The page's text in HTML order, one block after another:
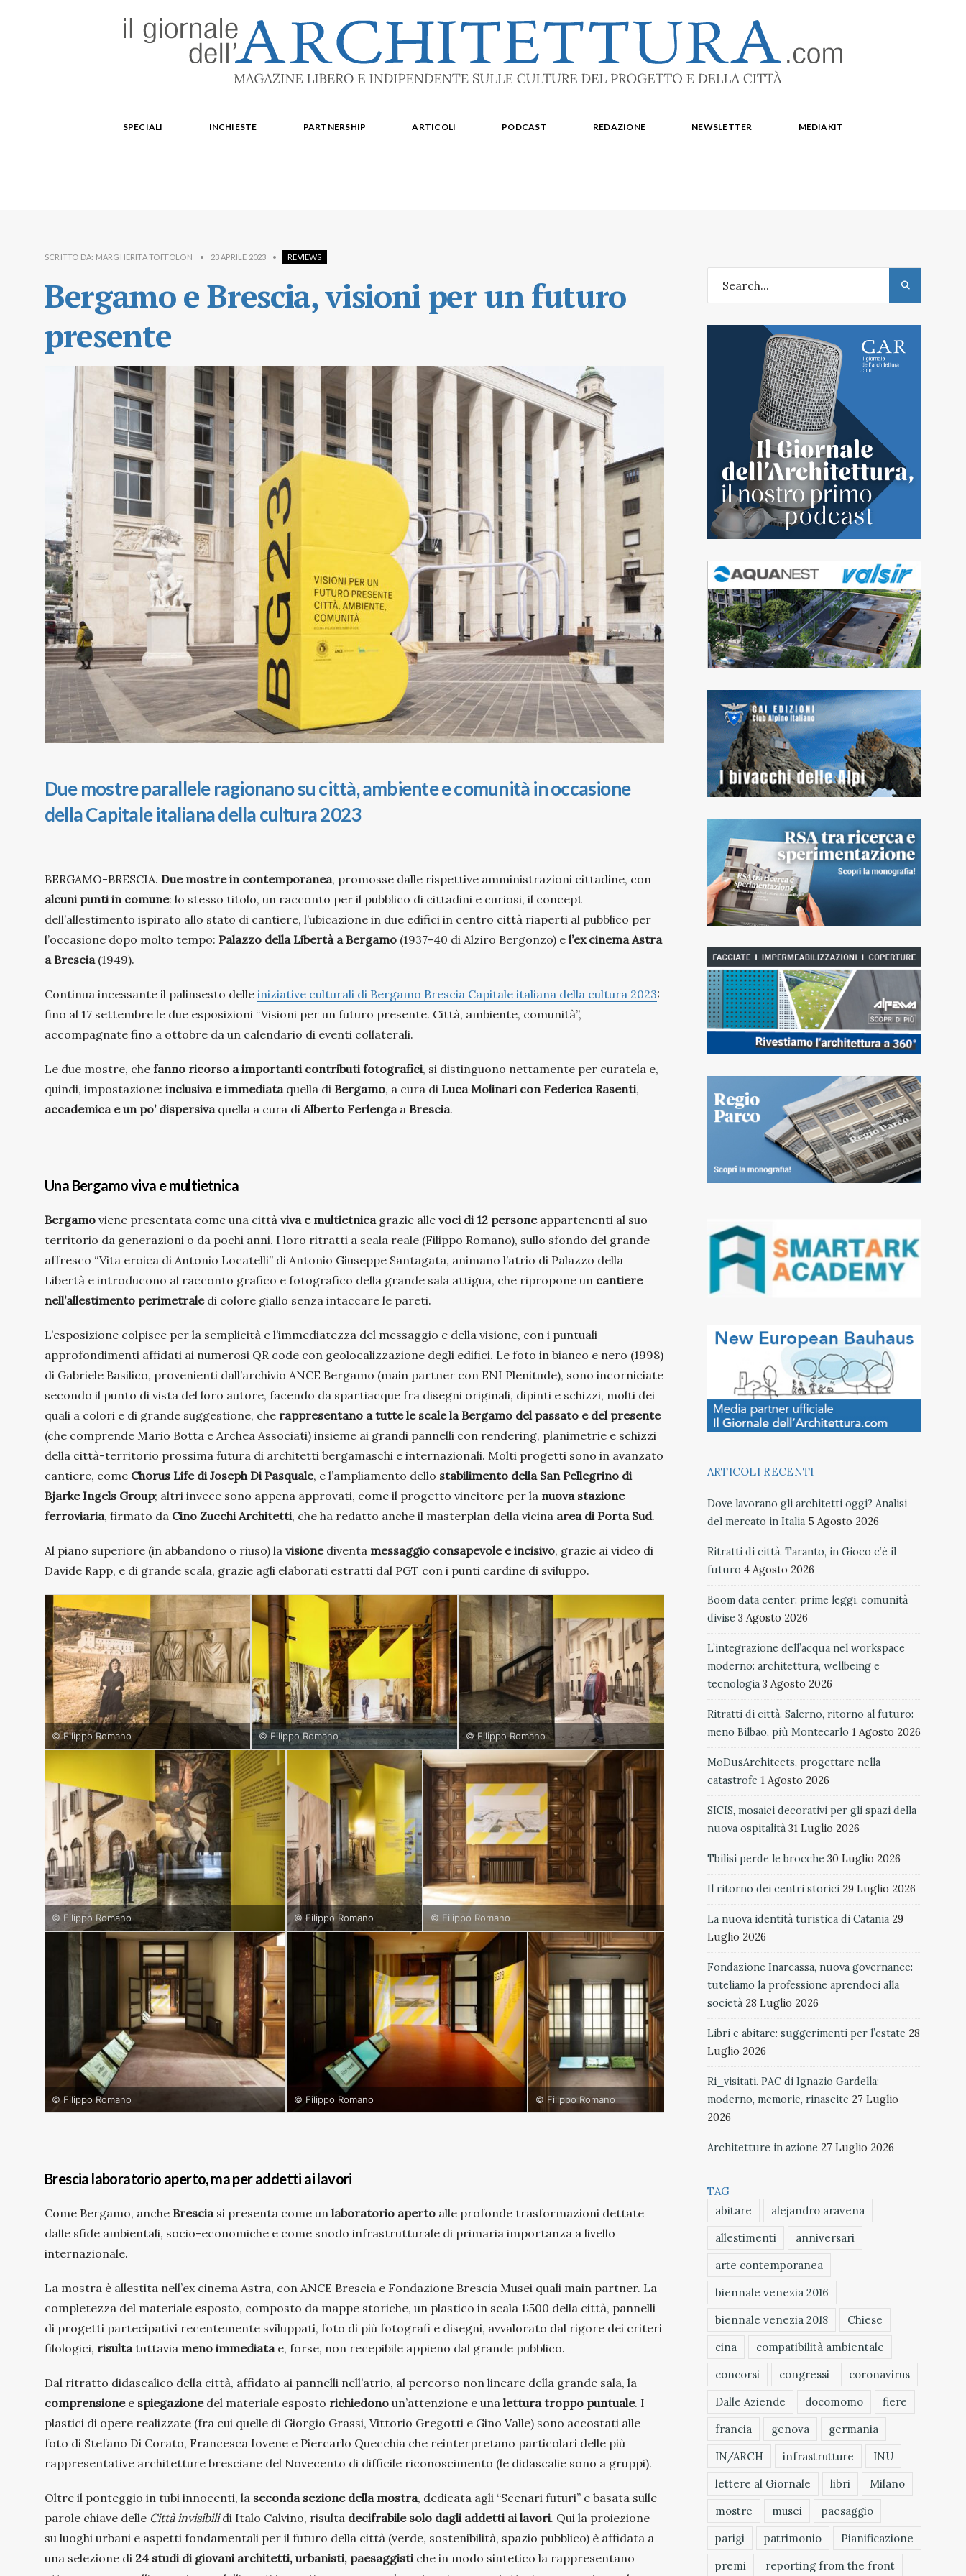
Paola Repellino, Veronica Rodenigo, Cecilia Rosa, Ubaldo Spina. Editore Delegato per The Architectural Post: Luca Gibello.
SPECIALI INCHIESTE PARTNERSHIP ARTICOLI PODCAST REDAZIONE NEWSLETTER MEDIAKIT
SCRITTO DA: MARGHERITA TOFFOLON • 23 APRILE 2023 • REVIEWS
Bergamo e Brescia, visioni per un futuro
presente
Due mostre parallele ragionano su città, ambiente e comunità in occasione
della Capitale italiana della cultura 2023
BERGAMO-BRESCIA. Due mostre in contemporanea, promosse dalle rispettive amministrazioni cittadine, con
alcuni punti in comune: lo stesso titolo, un racconto per il pubblico di cittadini e curiosi, il concept
dell’allestimento ispirato allo stato di cantiere, l’ubicazione in due edifici in centro città riaperti al pubblico per
l’occasione dopo molto tempo: Palazzo della Libertà a Bergamo (1937-40 di Alziro Bergonzo) e l’ex cinema Astra
a Brescia (1949).
Continua incessante il palinsesto delle iniziative culturali di Bergamo Brescia Capitale italiana della cultura 2023:
fino al 17 settembre le due esposizioni “Visioni per un futuro presente. Città, ambiente, comunità”,
accompagnate fino a ottobre da un calendario di eventi collaterali.
Le due mostre, che fanno ricorso a importanti contributi fotografici, si distinguono nettamente per curatela e,
quindi, impostazione: inclusiva e immediata quella di Bergamo, a cura di Luca Molinari con Federica Rasenti,
accademica e un po’ dispersiva quella a cura di Alberto Ferlenga a Brescia.
Una Bergamo viva e multietnica
Bergamo viene presentata come una città viva e multietnica grazie alle voci di 12 personeappartenenti al suo
territorio da generazioni o da pochi anni. I loro ritratti a scala reale (Filippo Romano), sullo sfondo del grande
affresco “Vita eroica di Antonio Locatelli” di Antonio Giuseppe Santagata, animano l’atrio di Palazzo della
Libertà e introducono al racconto grafico e fotografico della grande sala attigua, che ripropone un cantiere
nell’allestimento perimetraledi colore giallo senza intaccare le pareti.
L’esposizione colpisce per la semplicità e l’immediatezza del messaggio e della visione, con i puntuali
approfondimenti affidati ai numerosi QR code con geolocalizzazione degli edifici. Le foto in bianco e nero (1998)
di Gabriele Basilico, provenienti dall’archivio ANCE Bergamo (main partner con ENI Plenitude), sono incorniciate
secondo il punto di vista del loro autore, facendo da spartiacque fra disegni originali, dipinti e schizzi, molti dei
quali a colori e di grande suggestione, che rappresentano a tutte le scale la Bergamo del passato e del presente
(che comprende Mario Botta e Archea Associati) insieme ai grandi pannelli con rendering, planimetrie e schizzi
della città-territorio prossima futura di architetti bergamaschi e internazionali. Molti progetti sono in avanzato
cantiere, come Chorus Life di Joseph Di Pasquale, e l’ampliamento dello stabilimento della San Pellegrino di
Bjarke Ingels Group; altri invece sono appena approvati, come il progetto vincitore per la nuova stazione
ferroviaria, firmato da Cino Zucchi Architetti, che ha redatto anche il masterplan della vicina area di Porta Sud.
Al piano superiore (in abbandono o riuso) la visionediventa messaggio consapevole e incisivo, grazie ai video di
Davide Rapp, e di grande scala, grazie agli elaborati estratti dal PGT con i punti cardine di sviluppo.
© Filippo Romano © Filippo Romano © Filippo Romano
© Filippo Romano © Filippo Romano © Filippo Romano
© Filippo Romano © Filippo Romano © Filippo Romano
Brescia laboratorio aperto, ma per addetti ai lavori
Come Bergamo, anche Bresciasi presenta come un laboratorio aperto alle profonde trasformazioni dettate
dalle sfide ambientali, socio-economiche e come snodo infrastrutturale di primaria importanza a livello
internazionale.
La mostra è allestita nell’ex cinema Astra, con ANCE Brescia e Fondazione Brescia Musei quali main partner. La
completezza del materiale esposto, composto da mappe storiche, un plastico in scala 1:500 della città, pannelli
di progetti partecipativi recentemente sviluppati, foto di più fotografi e disegni, avvalorato dal rigore dei criteri
filologici, risultatuttavia meno immediatae, forse, non recepibile appieno dal grande pubblico.
Dal ritratto didascalico della città, affidato ai pannelli nell’atrio, al percorso non lineare della grande sala, la
comprensionee spiegazionedel materiale esposto richiedono un’attenzione e una lettura troppo puntuale. I
plastici di opere realizzate (fra cui quelle di Giorgio Grassi, Vittorio Gregotti e Gino Valle) sono accostati alle
foto di Stefano Di Corato, Francesca Iovene e Piercarlo Quecchia che reinterpretano particolari delle più
rappresentative architetture bresciane del Novecento di difficile riconoscimento (le didascalie sono a gruppi).
Oltre il ponteggio in tubi innocenti, la seconda sezione della mostra, dedicata agli “Scenari futuri” e basata sulle
parole chiave delle Città invisibilidi Italo Calvino, risulta decifrabile solo dagli addetti ai lavori. Qui la proiezione
su luoghi urbani e aspetti fondamentali per il futuro della città (verde, sostenibilità, spazio pubblico) è affidata a
una selezione di 24 studi di giovani architetti, urbanisti, paesaggistiche in modo sintetico la rappresentano
ARTICOLI RECENTI
Dove lavorano gli architetti oggi? Analisi
del mercato in Italia 5 Agosto 2026
Ritratti di città. Taranto, in Gioco c’è il
futuro 4 Agosto 2026
Boom data center: prime leggi, comunità
divise 3 Agosto 2026
L’integrazione dell’acqua nel workspace
moderno: architettura, wellbeing e
tecnologia 3 Agosto 2026
Ritratti di città. Salerno, ritorno al futuro:
meno Bilbao, più Montecarlo 1 Agosto 2026
MoDusArchitects, progettare nella
catastrofe 1 Agosto 2026
SICIS, mosaici decorativi per gli spazi della
nuova ospitalità 31 Luglio 2026
Tbilisi perde le brocche 30 Luglio 2026
Il ritorno dei centri storici 29 Luglio 2026
La nuova identità turistica di Catania 29
Luglio 2026
Fondazione Inarcassa, nuova governance:
tuteliamo la professione aprendoci alla
società 28 Luglio 2026
Libri e abitare: suggerimenti per l’estate 28
Luglio 2026
Ri_visitati. PAC di Ignazio Gardella:
moderno, memorie, rinascite 27 Luglio
2026
Architetture in azione 27 Luglio 2026
TAG
abitare
alejandro aravena
allestimenti
anniversari
arte contemporanea
biennale venezia 2016
biennale venezia 2018
Chiese
cina
compatibilità ambientale
concorsi
congressi
coronavirus
Dalle Aziende
docomomo
fiere
francia
genova
germania
IN/ARCH
infrastrutture
INU
lettere al Giornale
libri
Milano
mostre
musei
paesaggio
parigi
patrimonio
Pianificazione
premi
reporting from the front